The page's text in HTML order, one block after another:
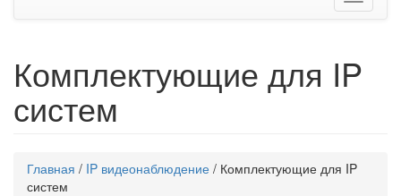
Комплектующие для IP
систем
Главная / IP видеонаблюдение / Комплектующие для IP
систем